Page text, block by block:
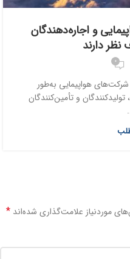
و اجاره‌دهندگان
نظر دارند
0
هواپیمایی به‌طور
و تأمین‌کنندگان
موردنیاز علامت‌گذاری شده‌اند *